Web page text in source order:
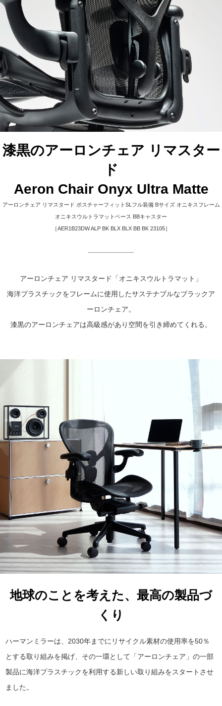
漆黒のアーロンチェア リマスター
ド
Aeron Chair Onyx Ultra Matte
アーロンチェア リマスタード ポスチャーフィットSLフル装備 Bサイズ オニキスフレーム
オニキスウルトラマットベース BBキャスター
［AER1B23DW ALP BK BLX BLX BB BK 23105］
アーロンチェア リマスタード「オニキスウルトラマット」
海洋プラスチックをフレームに使用したサステナブルなブラックア
ーロンチェア。
漆黒のアーロンチェアは高級感があり空間を引き締めてくれる。
地球のことを考えた、最高の製品づ
くり
ハーマンミラーは、2030年までにリサイクル素材の使用率を50％
とする取り組みを掲げ、その一環として「アーロンチェア」の一部
製品に海洋プラスチックを利用する新しい取り組みをスタートさせ
ました。